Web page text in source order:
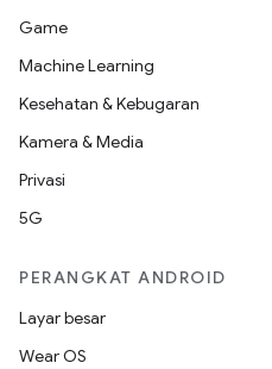
Game
Machine Learning
Kesehatan & Kebugaran
Kamera & Media
Privasi
5G
PERANGKAT ANDROID
Layar besar
Wear OS